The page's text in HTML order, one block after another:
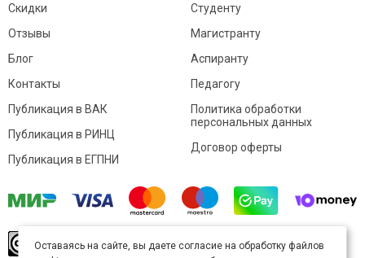
Скидки
Отзывы
Блог
Контакты
Студенту
Магистранту
Аспиранту
Педагогу
Публикация в ВАК
Публикация в РИНЦ
Публикация в ЕГПНИ
Политика обработки
персональных данных
Договор оферты
произведение доступно полицензии Creative
Оставаясь на сайте, вы даете согласие на обработку файлов